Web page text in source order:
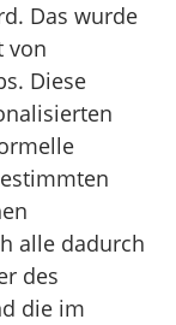
Das wurde
von
Diese
alle dadurch
des
die im